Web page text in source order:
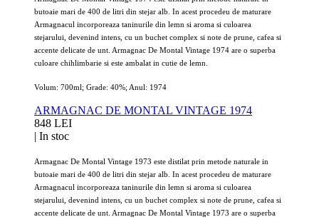
butoaie mari de 400 de litri din stejar alb. In acest procedeu de maturare
Armagnacul incorporeaza taninurile din lemn si aroma si culoarea
stejarului, devenind intens, cu un buchet complex si note de prune, cafea si
accente delicate de unt. Armagnac De Montal Vintage 1974 are o superba
culoare chihlimbarie si este ambalat in cutie de lemn.
Volum: 700ml; Grade: 40%; Anul: 1974
ARMAGNAC DE MONTAL VINTAGE 1974
848 LEI
| In stoc
Armagnac De Montal Vintage 1973 este distilat prin metode naturale in
butoaie mari de 400 de litri din stejar alb. In acest procedeu de maturare
Armagnacul incorporeaza taninurile din lemn si aroma si culoarea
stejarului, devenind intens, cu un buchet complex si note de prune, cafea si
accente delicate de unt. Armagnac De Montal Vintage 1973 are o superba